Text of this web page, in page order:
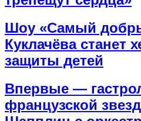
Шоу «Самый
Куклачёва станет
защиты детей
Впервые —
французской